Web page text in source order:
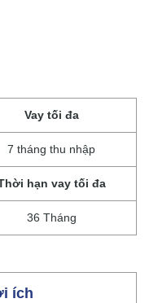
Vay tối đa
7 tháng thu nhập
hạn vay tối đa
36 Tháng
ích